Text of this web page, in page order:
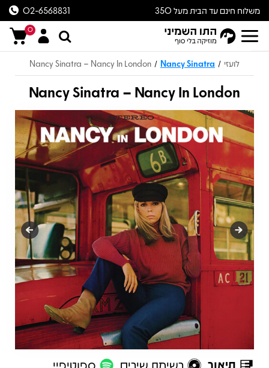
משלוח חינם עד הבית מעל 350
ש״ח
02-6568831
0
לועזי /
Nancy Sinatra
/
Nancy Sinatra – Nancy In London
Nancy Sinatra – Nancy In London
תיאור רשימת שירים ספוטיפיי